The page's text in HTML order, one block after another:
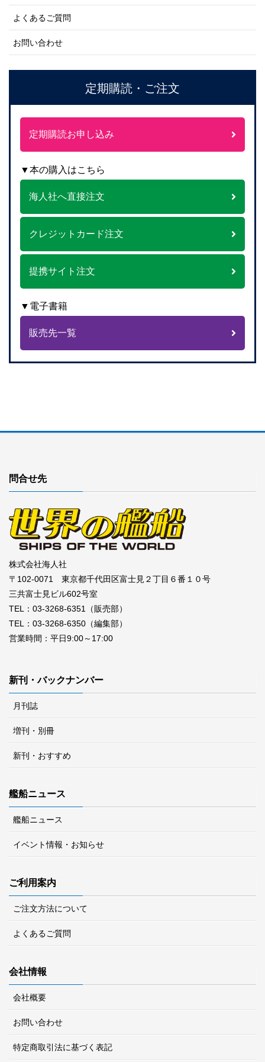
よくあるご質問
お問い合わせ
定期購読・ご注文
定期購読お申し込み
▼本の購入はこちら
海人社へ直接注文
クレジットカード注文
提携サイト注文
▼電子書籍
販売先一覧
問合せ先
株式会社海人社
〒102-0071 東京都千代田区富士見２丁目６番１０号
三共富士見ビル602号室
TEL：03-3268-6351（販売部）
TEL：03-3268-6350（編集部）
営業時間：平日9:00～17:00
新刊・バックナンバー
月刊誌
増刊・別冊
新刊・おすすめ
艦船ニュース
艦船ニュース
イベント情報・お知らせ
ご利用案内
ご注文方法について
よくあるご質問
会社情報
会社概要
お問い合わせ
特定商取引法に基づく表記